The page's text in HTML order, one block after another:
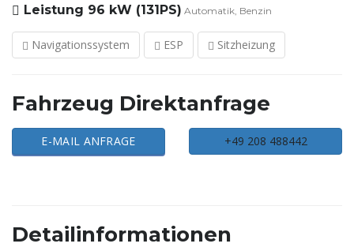
Leistung 96 kW (131PS) Automatik, Benzin
Navigationssystem ESP Sitzheizung
Fahrzeug Direktanfrage
E-MAIL ANFRAGE +49 208 488442
Detailinformationen